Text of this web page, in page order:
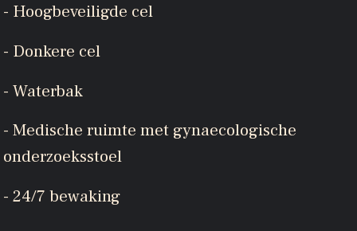
- Hoogbeveiligde cel
- Donkere cel
- Waterbak
- Medische ruimte met gynaecologische
onderzoeksstoel
- 24/7 bewaking